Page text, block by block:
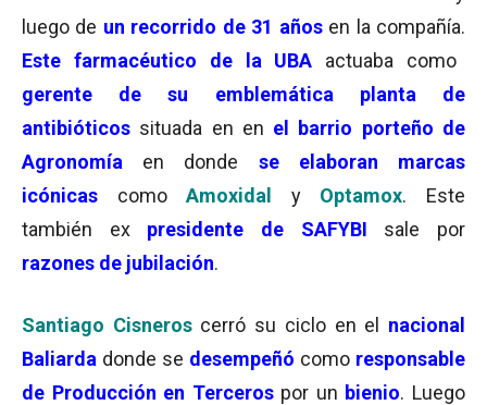
luego de un recorrido de 31 añosen la compañía.
Este farmacéutico de la UBA
actuaba como
gerente de su emblemática planta de
antibióticos situada en en el barrio porteño de
Agronomía en donde se elaboran marcas
icónicas comoAmoxidal y Optamox. Este
también ex presidente de SAFYBI sale por
razones de jubilación.
Santiago Cisneroscerró su ciclo en el nacional
Baliarda donde se desempeñó como responsable
de Producción en Terceros por un bienio. Luego